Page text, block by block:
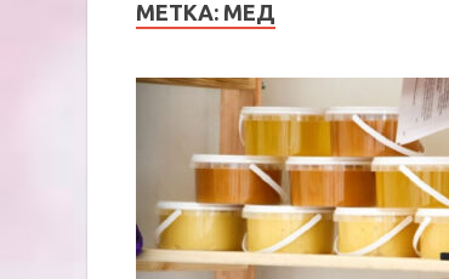
МЕТКА: МЕД